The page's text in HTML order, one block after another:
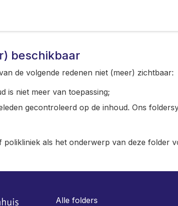
beschikbaar
de volgende redenen niet (meer) zichtbaar:
is niet meer van toepassing;
gecontroleerd op de inhoud. Ons
polikliniek als het onderwerp van deze folder
Alle folders